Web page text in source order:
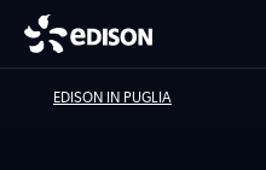
EDISON IN PUGLIA